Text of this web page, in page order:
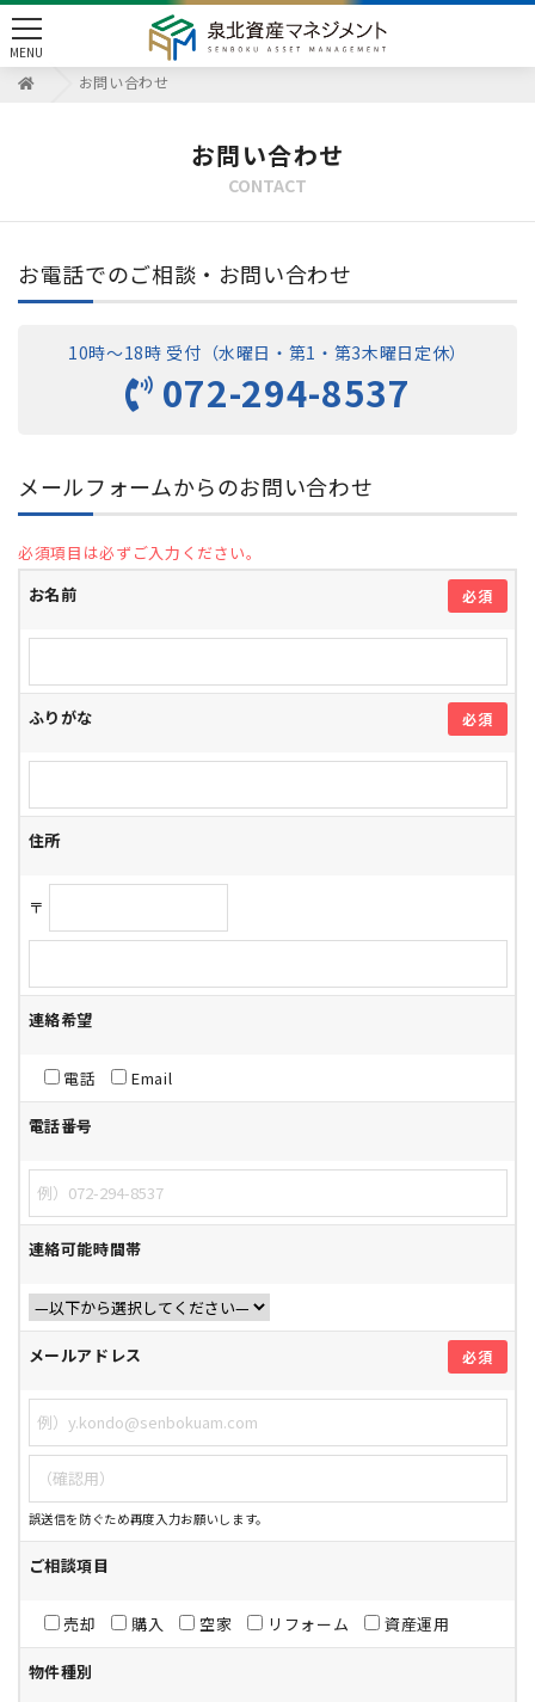
toggle
navigation
MENU
お問い合わせ
お問い合わせ
CONTACT
お電話でのご相談・お問い合わせ
10時〜18時 受付（水曜日・第1・第3木曜日定休）
072-294-8537
メールフォームからのお問い合わせ
必須項目は必ずご入力ください。
お名前
必須
ふりがな 必須
住所
〒
連絡希望
電話 Email
電話番号
連絡可能時間帯
メールアドレス 必須
誤送信を防ぐため再度入力お願いします。
ご相談項目
売却 購入 空家 リフォーム 資産運用
物件種別